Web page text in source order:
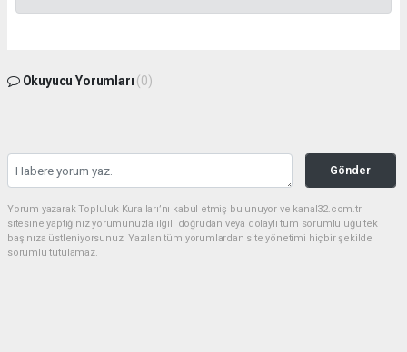
Okuyucu Yorumları (0)
Gönder
Yorum yazarak Topluluk Kuralları’nı kabul etmiş bulunuyor ve kanal32.com.tr
sitesine yaptığınız yorumunuzla ilgili doğrudan veya dolaylı tüm sorumluluğu tek
başınıza üstleniyorsunuz. Yazılan tüm yorumlardan site yönetimi hiçbir şekilde
sorumlu tutulamaz.